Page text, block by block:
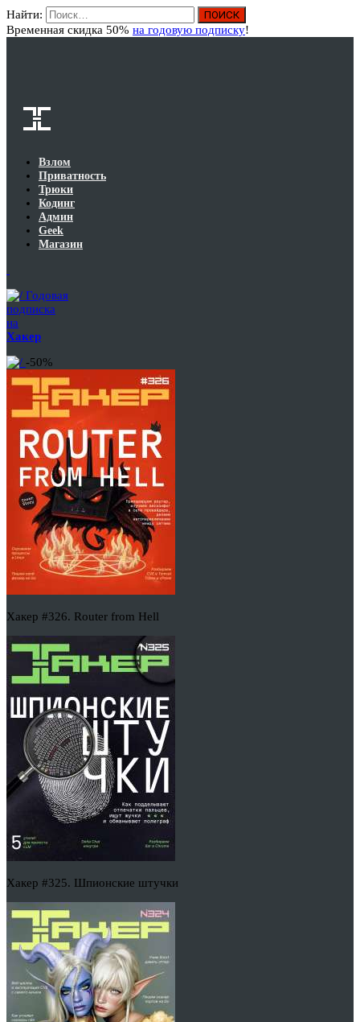
Найти:
Временная скидка 50% на годовую подписку!
Взлом
Приватность
Трюки
Кодинг
Админ
Geek
Магазин
Годовая
подписка
на
Хакер
-50%
Хакер #326. Router from Hell
Хакер #325. Шпионские штучки